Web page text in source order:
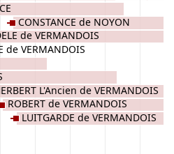
de VERMANDOIS
de VERMANDOIS
L'Ancien de VERMANDOIS
ROBERT de VERMANDOIS
CONSTANCE de NOYON
LUITGARDE de VERMANDOIS